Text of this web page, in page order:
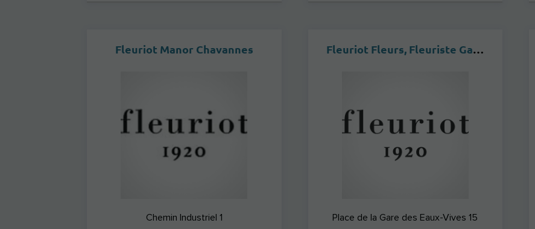
Fleuriot Manor Chavannes
Chemin Industriel 1
Fleuriot Fleurs, Fleuriste Gare O'Vives
Place de la Gare des Eaux-Vives 15